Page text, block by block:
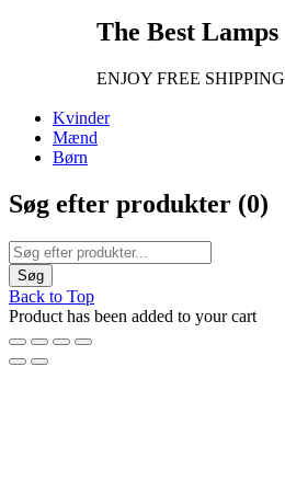
The Best Lamps
ENJOY FREE SHIPPING
Kvinder
Mænd
Børn
Søg efter produkter (0)
Back to Top
Product has been added to your cart